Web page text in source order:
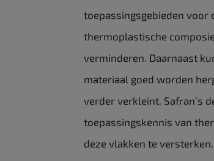
toepassingsgebieden voor
thermoplastische
verminderen. Daarnaast
materiaal goed worden
verder verkleint. Safran’s
toepassingskennis van
deze vlakken te versterken.